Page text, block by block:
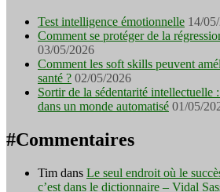
Test intelligence émotionnelle 14/
Comment se protéger de la
03/05/2026
Comment les soft skills peuvent
santé ? 02/05/2026
Sortir de la sédentarité intellectuelle
dans un monde automatisé 01/05/
#Commentaires
Tim dans Le seul endroit où le
c’est dans le dictionnaire – Vidal